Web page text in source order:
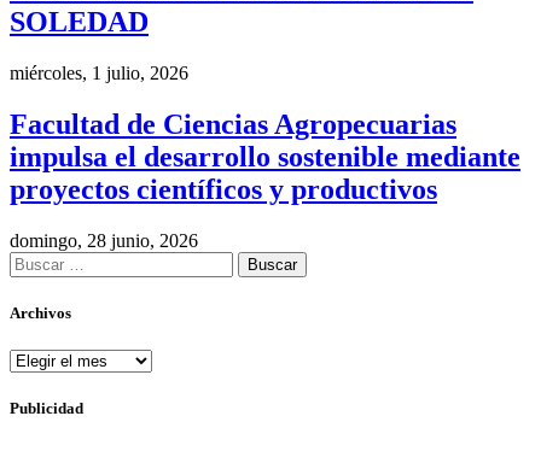
SOLEDAD
miércoles, 1 julio, 2026
Facultad de Ciencias Agropecuarias
impulsa el desarrollo sostenible mediante
proyectos científicos y productivos
domingo, 28 junio, 2026
Buscar:
Archivos
Archivos
Publicidad